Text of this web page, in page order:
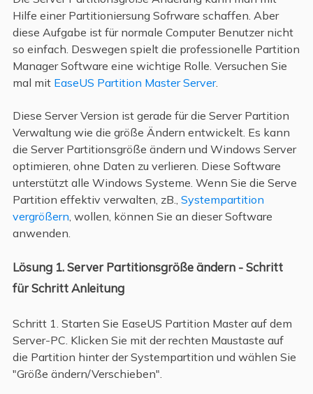
Hilfe einer Partitioniersung Sofrware schaffen. Aber
diese Aufgabe ist für normale Computer Benutzer nicht
so einfach. Deswegen spielt die professionelle Partition
Manager Software eine wichtige Rolle. Versuchen Sie
mal mit EaseUS Partition Master Server.
Diese Server Version ist gerade für die Server Partition
Verwaltung wie die größe Ändern entwickelt. Es kann
die Server Partitionsgröße ändern und Windows Server
optimieren, ohne Daten zu verlieren. Diese Software
unterstützt alle Windows Systeme. Wenn Sie die Serve
Partition effektiv verwalten, zB., Systempartition
vergrößern , wollen, können Sie an dieser Software
anwenden.
Lösung 1. Server Partitionsgröße ändern - Schritt
für Schritt Anleitung
Schritt 1. Starten Sie EaseUS Partition Master auf dem
Server-PC. Klicken Sie mit der rechten Maustaste auf
die Partition hinter der Systempartition und wählen Sie
"Größe ändern/Verschieben".